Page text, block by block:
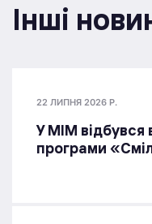
Інші
22 ЛИПНЯ 2026 Р.
У МІМ
програми